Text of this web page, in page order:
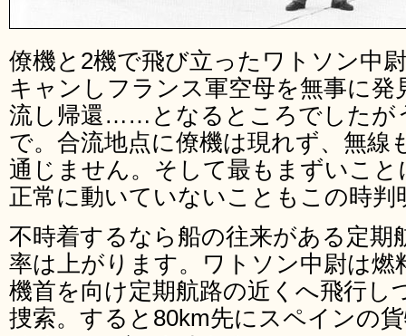
僚機と2機で飛び立ったワトソン中
キャンしフランス軍空母を無事に発
流し帰還……となるところでしたが
で。合流地点に僚機は現れず、無線
通じません。そして最もまずいこと
正常に動いていないこともこの時判
不時着するなら船の往来がある定期
率は上がります。ワトソン中尉は燃
機首を向け定期航路の近くへ飛行し
捜索。すると80km先にスペインの